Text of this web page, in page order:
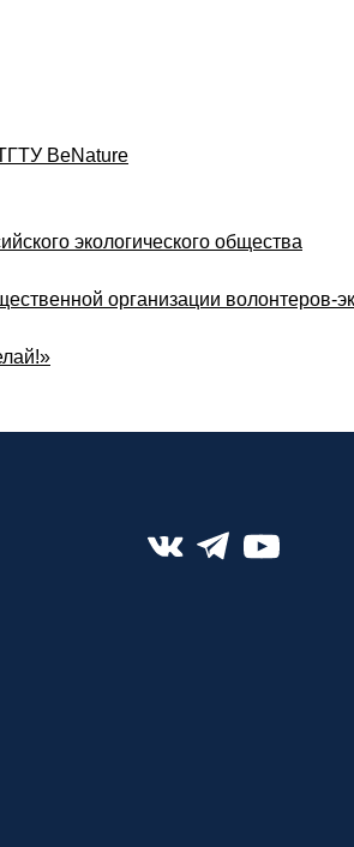
BeNature
экологического общества
организации волонтеров-